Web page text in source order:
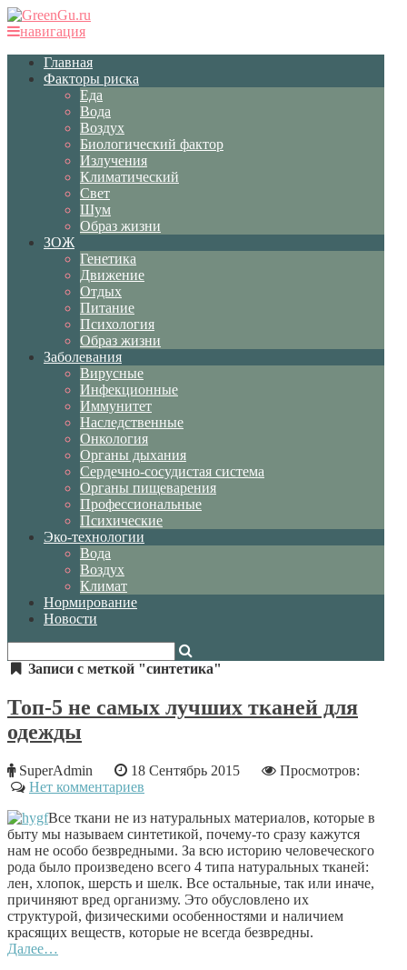
навигация
Главная
Факторы риска
Еда
Вода
Воздух
Биологический фактор
Излучения
Климатический
Свет
Шум
Образ жизни
ЗОЖ
Генетика
Движение
Отдых
Питание
Психология
Образ жизни
Заболевания
Вирусные
Инфекционные
Иммунитет
Наследственные
Онкология
Органы дыхания
Сердечно-сосудистая система
Органы пищеварения
Профессиональные
Психические
Эко-технологии
Вода
Воздух
Климат
Нормирование
Новости
Записи с меткой "синтетика"
Топ-5 не самых лучших тканей для
одежды
SuperAdmin 18 Сентябрь 2015
Просмотров:
Нет комментариев
Все ткани не из натуральных материалов, которые в
быту мы называем синтетикой, почему-то сразу кажутся
нам не особо безвредными. За всю историю человеческого
рода было произведено всего 4 типа натуральных тканей:
лен, хлопок, шерсть и шелк. Все остальные, так или иначе,
причиняют вред организму. Это обусловлено их
структурой, физическими особенностями и наличием
красящих веществ, которые не всегда безвредны.
Далее…